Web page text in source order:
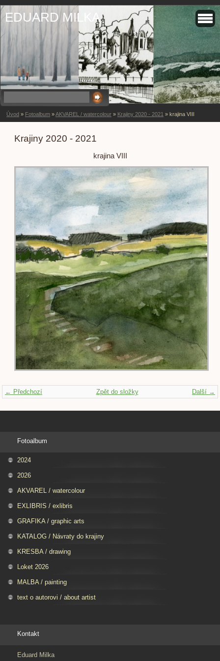
EDUARD MILKA
Úvod » Fotoalbum »AKVAREL / watercolour » Krajiny 2020 - 2021 » krajina VIII
Krajiny 2020 - 2021
krajina VIII
← Předchozí Další →
Zpět do složky
Fotoalbum
2024
2026
AKVAREL / watercolour
EXLIBRIS / exlibris
GRAFIKA / graphic arts
KATALOG / Návraty do krajiny
KRESBA / drawing
Loket 2026
MALBA / painting
text o autorovi / about artist
Kontakt
Eduard Milka